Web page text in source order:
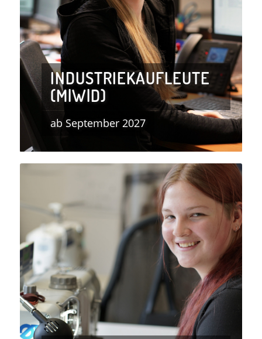
INDUSTRIEKAUFLEUTE
(M|W|D)
ab September 2027